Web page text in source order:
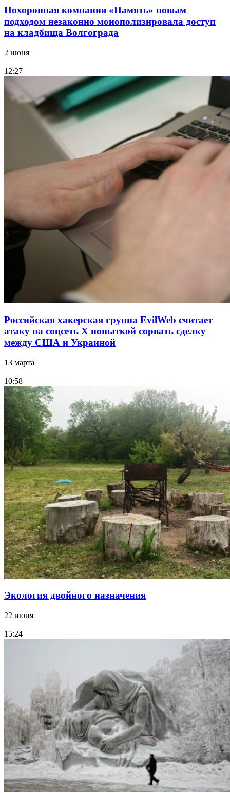
Похоронная компания «Память» новым
подходом незаконно монополизировала доступ
на кладбища Волгограда
2 июня
12:27
Российская хакерская группа EvilWeb считает
атаку на соцсеть Х попыткой сорвать сделку
между США и Украиной
13 марта
10:58
Экология двойного назначения
22 июня
15:24